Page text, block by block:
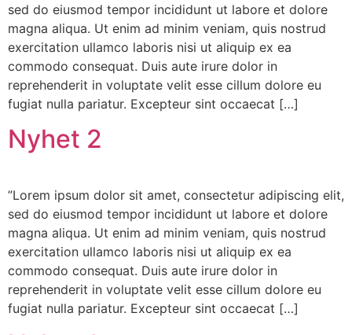
sed do eiusmod tempor incididunt ut labore et dolore
magna aliqua. Ut enim ad minim veniam, quis nostrud
exercitation ullamco laboris nisi ut aliquip ex ea
commodo consequat. Duis aute irure dolor in
reprehenderit in voluptate velit esse cillum dolore eu
fugiat nulla pariatur. Excepteur sint occaecat […]
Nyhet 2
”Lorem ipsum dolor sit amet, consectetur adipiscing elit,
sed do eiusmod tempor incididunt ut labore et dolore
magna aliqua. Ut enim ad minim veniam, quis nostrud
exercitation ullamco laboris nisi ut aliquip ex ea
commodo consequat. Duis aute irure dolor in
reprehenderit in voluptate velit esse cillum dolore eu
fugiat nulla pariatur. Excepteur sint occaecat […]